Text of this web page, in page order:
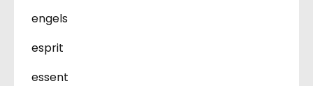
engels
esprit
essent